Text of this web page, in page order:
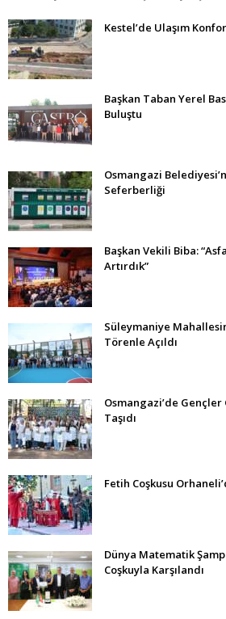
Kestel’de Ulaşım
Başkan Taban Yerel
Buluştu
Osmangazi
Seferberliği
Başkan Vekili Biba:
Artırdık”
Süleymaniye
Törenle Açıldı
Osmangazi’de Gençler
Taşıdı
Fetih Coşkusu
Dünya Matematik
Coşkuyla Karşılandı